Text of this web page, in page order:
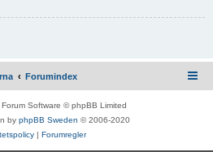
Forumindex
Software © phpBB Limited
by phpBB Sweden © 2006-2020
| Forumregler